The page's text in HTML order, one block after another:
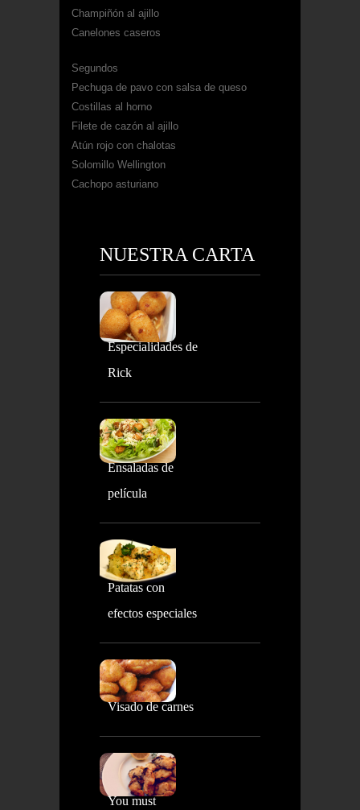
Champiñón al ajillo
Canelones caseros
Segundos
Pechuga de pavo con salsa de queso
Costillas al horno
Filete de cazón al ajillo
Atún rojo con chalotas
Solomillo Wellington
Cachopo asturiano
NUESTRA CARTA
Especialidades de
Rick
Ensaladas de
película
Patatas con
efectos especiales
Visado de carnes
You must